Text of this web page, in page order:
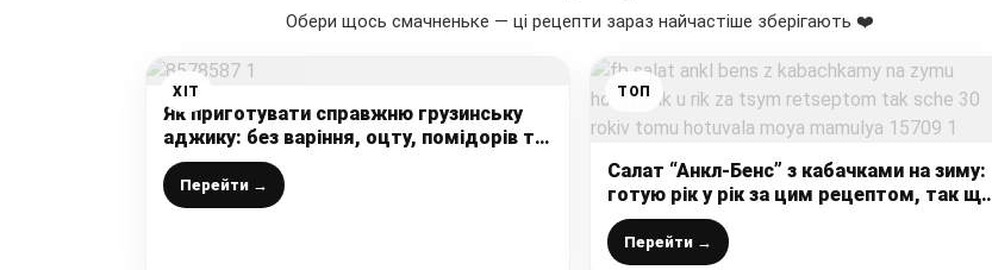
Обери щось смачненьке — ці рецепти зараз найчастіше зберігають ❤️
ХІТ
Як приготувати справжню грузинську
аджику: без варіння, оцту, помідорів та
солодких перців – таку ніде не купити
Перейти →
ТОП
Салат “Анкл-Бенс” з кабачками на зиму:
готую рік у рік за цим рецептом, так ще
30 років тому готувала моя мамуля
Перейти →